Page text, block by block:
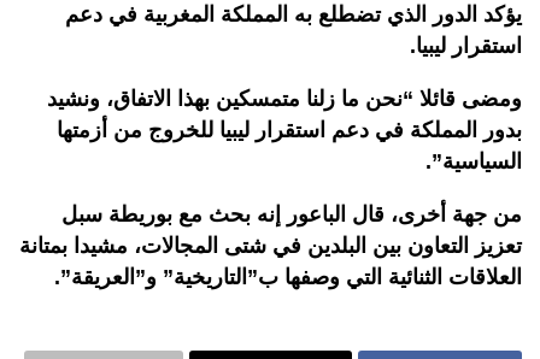
يؤكد الدور الذي تضطلع به المملكة المغربية في دعم
استقرار ليبيا.
ومضى قائلا “نحن ما زلنا متمسكين بهذا الاتفاق، ونشيد
بدور المملكة في دعم استقرار ليبيا للخروج من أزمتها
السياسية”.
من جهة أخرى، قال الباعور إنه بحث مع بوريطة سبل
تعزيز التعاون بين البلدين في شتى المجالات، مشيدا بمتانة
العلاقات الثنائية التي وصفها ب”التاريخية” و”العريقة”.